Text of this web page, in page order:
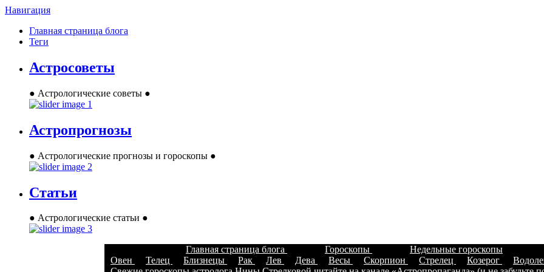
Навигация
Главная страница блога
Теги
Астросоветы
● Астрологические советы ●
Астропрогнозы
● Астрологические прогнозы и гороскопы ●
Статьи
● Астрологические статьи ●
Главная страница блога Гороскопы
Недельные гороскопы
Овен
Телец Близнецы Рак Лев Дева Весы Скорпион Стрелец Козерог